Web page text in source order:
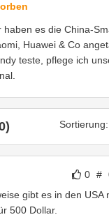
haben es die China-
Huawei & Co
teste, pflege ich
Sortierung:
0 #
gibt es in den USA
500 Dollar.